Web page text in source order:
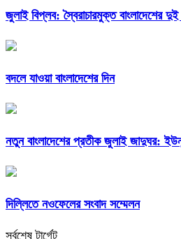
জুলাই বিপ্লব: স্বৈরাচারমুক্ত বাংলাদেশের
বদলে যাওয়া বাংলাদেশের দিন
নতুন বাংলাদেশের প্রতীক জুলাই জাদুঘর:
দিল্লিতে নওফেলের সংবাদ সম্মেলন
সর্বশেষ টার্গেট